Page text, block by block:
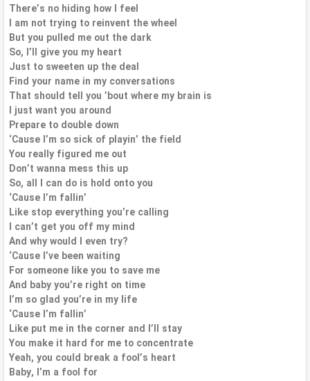
There’s no hiding how I feel
I am not trying to reinvent the wheel
But you pulled me out the dark
So, I’ll give you my heart
Just to sweeten up the deal
Find your name in my conversations
That should tell you ’bout where my brain is
I just want you around
Prepare to double down
‘Cause I’m so sick of playin’ the field
You really figured me out
Don’t wanna mess this up
So, all I can do is hold onto you
‘Cause I’m fallin’
Like stop everything you’re calling
I can’t get you off my mind
And why would I even try?
‘Cause I’ve been waiting
For someone like you to save me
And baby you’re right on time
I’m so glad you’re in my life
‘Cause I’m fallin’
Like put me in the corner and I’ll stay
You make it hard for me to concentrate
Yeah, you could break a fool’s heart
Baby, I’m a fool for